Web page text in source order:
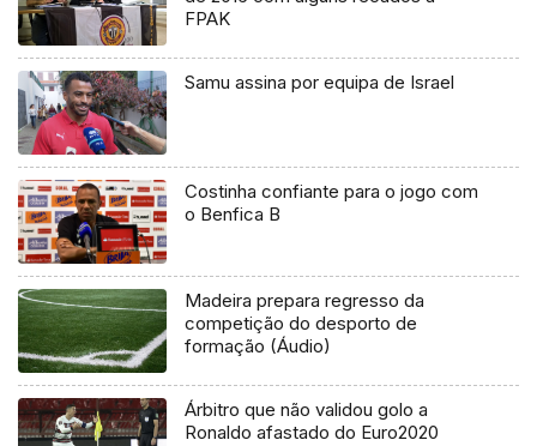
FPAK
Samu assina por equipa de Israel
Costinha confiante para o jogo com
o Benfica B
Madeira prepara regresso da
competição do desporto de
formação (Áudio)
Árbitro que não validou golo a
Ronaldo afastado do Euro2020